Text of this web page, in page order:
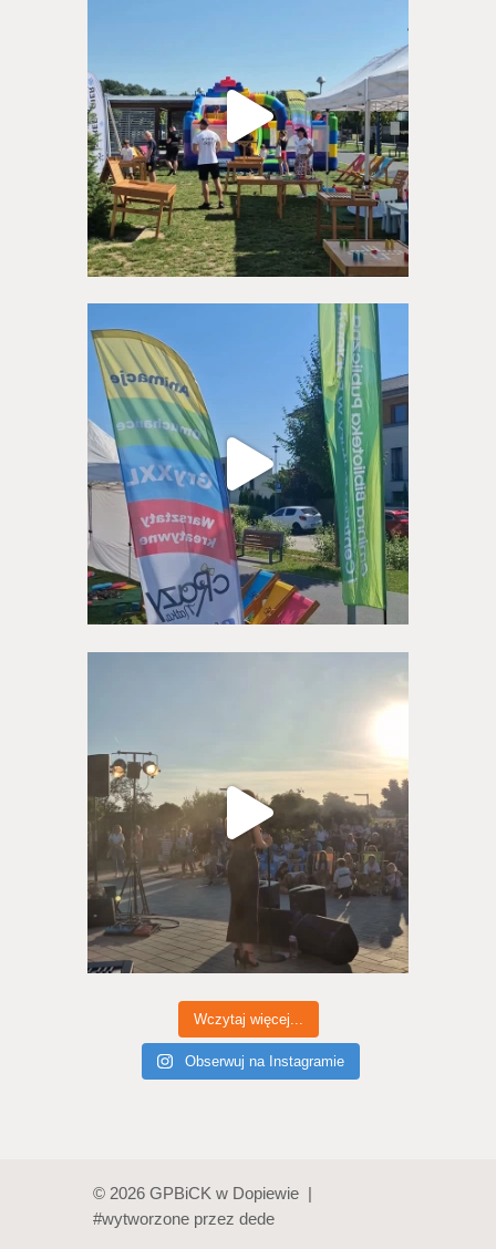
Wczytaj więcej...
Obserwuj na Instagramie
© 2026 GPBiCK w Dopiewie |
#wytworzone przez dede